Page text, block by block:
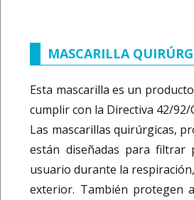
MASCARILLA
Esta mascarilla es un
cumplir con la Directiva 42/92/
Las mascarillas quirúrgicas,
están diseñadas para filtrar
usuario durante la
exterior. También protegen